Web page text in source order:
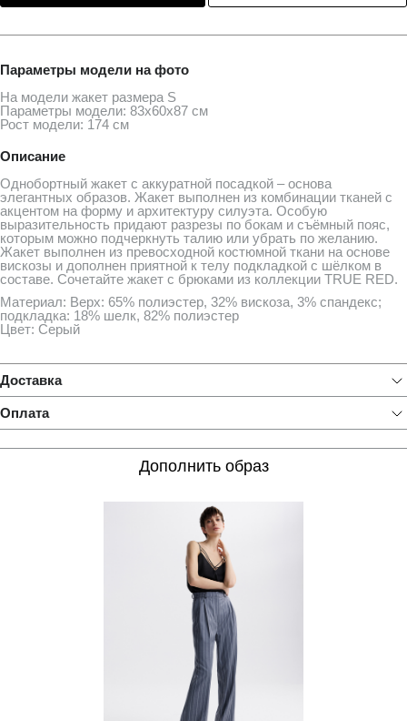
Параметры модели на фото
На модели жакет размера S
Параметры модели: 83х60х87 см
Рост модели: 174 см
Описание
Однобортный жакет с аккуратной посадкой – основа
элегантных образов. Жакет выполнен из комбинации тканей с
акцентом на форму и архитектуру силуэта. Особую
выразительность придают разрезы по бокам и съёмный пояс,
которым можно подчеркнуть талию или убрать по желанию.
Жакет выполнен из превосходной костюмной ткани на основе
вискозы и дополнен приятной к телу подкладкой с шёлком в
составе. Сочетайте жакет с брюками из коллекции TRUE RED.
Материал: Верх: 65% полиэстер, 32% вискоза, 3% спандекс;
подкладка: 18% шелк, 82% полиэстер
Цвет: Серый
Доставка
Оплата
Дополнить образ